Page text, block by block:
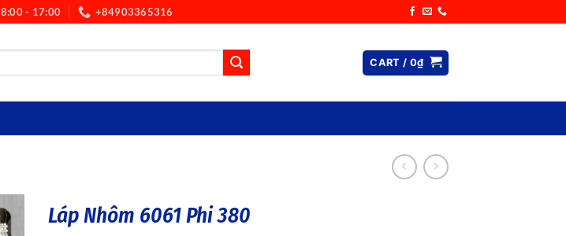
8:00 - 17:00 +84903365316
CART / 0₫
Láp Nhôm 6061 Phi 380